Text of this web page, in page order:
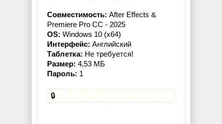
Совместимость: After Effects &
Premiere Pro CC - 2025
OS: Windows 10 (x64)
Интерфейс: Английский
Таблетка: Не требуется!
Размер: 4,53 МБ
Пароль: 1
🔒